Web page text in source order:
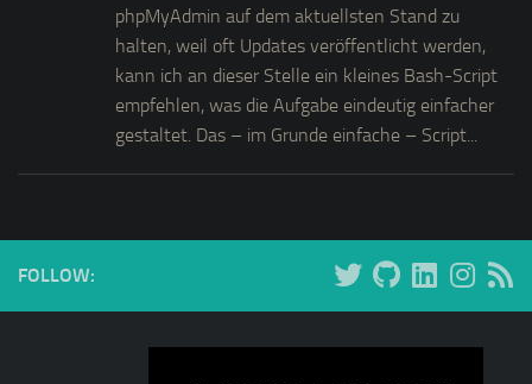
phpMyAdmin auf dem aktuellsten Stand zu
halten, weil oft Updates veröffentlicht werden,
kann ich an dieser Stelle ein kleines Bash-Script
empfehlen, was die Aufgabe eindeutig einfacher
gestaltet. Das – im Grunde einfache – Script...
FOLLOW: